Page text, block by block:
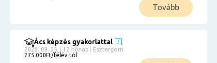
Tovább
Ács képzés gyakorlattal
2026. 09. 05. | 12 hónap | Esztergom
275.000Ft/félév-tól